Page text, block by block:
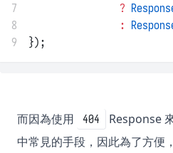
7
?
8
:
9
});
而因為使用 404
Response
中常見的手段，因此為了方便